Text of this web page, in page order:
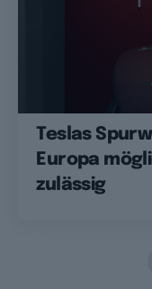
Teslas
Europa
zulässig